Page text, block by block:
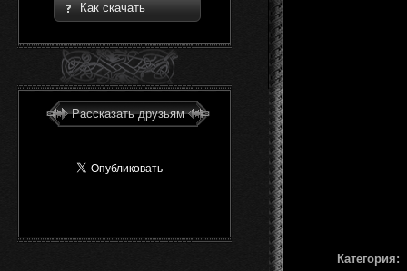
Как скачать
Рассказать друзьям
Категория: